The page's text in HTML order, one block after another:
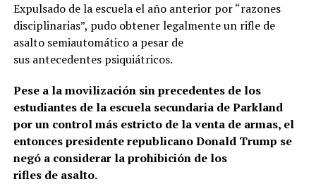
Expulsado de la escuela el año anterior por “razones
disciplinarias”, pudo obtener legalmente un rifle de
asalto semiautomático a pesar de
sus antecedentes psiquiátricos.
Pese a la movilización sin precedentes de los
estudiantes de la escuela secundaria de Parkland
por un control más estricto de la venta de armas, el
entonces presidente republicano Donald Trump se
negó a considerar la prohibición de los
rifles de asalto.